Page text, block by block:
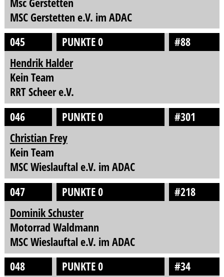
MSC Gerstetten e.V. im ADAC
045
PUNKTE 0
#88
Hendrik Halder
Kein Team
RRT Scheer e.V.
046
PUNKTE 0
#301
Christian Frey
Kein Team
MSC Wieslauftal e.V. im ADAC
047
PUNKTE 0
#218
Dominik Schuster
Motorrad Waldmann
MSC Wieslauftal e.V. im ADAC
048
PUNKTE 0
#34